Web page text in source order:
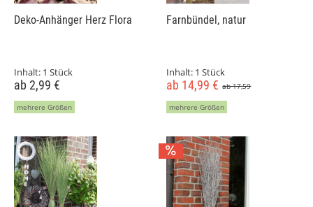
Deko-Anhänger Herz Flora
Inhalt: 1 Stück
ab 2,99 €
mehrere Größen
Farnbündel, natur
Inhalt: 1 Stück
ab 17,59
ab 14,99 €
mehrere Größen